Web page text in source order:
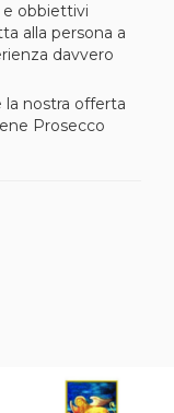
obbiettivi
alla persona a
davvero
nostra offerta
Prosecco